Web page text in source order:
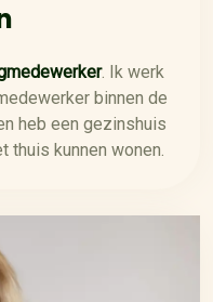
. Ik werk
binnen de
heb een gezinshuis
thuis kunnen wonen.